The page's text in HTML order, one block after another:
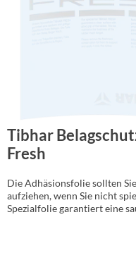
Tibhar
Fresh
Die Adhäsionsfolie sollten
aufziehen, wenn Sie nicht
Spezialfolie garantiert eine